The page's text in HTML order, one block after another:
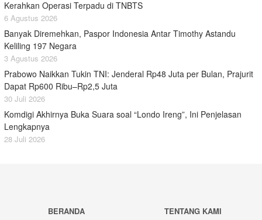
Kerahkan Operasi Terpadu di TNBTS
6 Agustus 2026
Banyak Diremehkan, Paspor Indonesia Antar Timothy Astandu
Keliling 197 Negara
3 Agustus 2026
Prabowo Naikkan Tukin TNI: Jenderal Rp48 Juta per Bulan, Prajurit
Dapat Rp600 Ribu–Rp2,5 Juta
30 Juli 2026
Komdigi Akhirnya Buka Suara soal “Londo Ireng”, Ini Penjelasan
Lengkapnya
28 Juli 2026
BERANDA TENTANG KAMI